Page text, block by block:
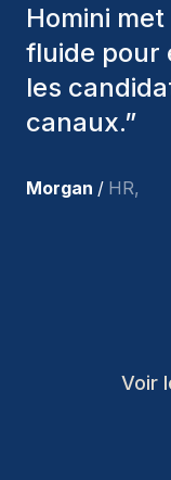
les bons
nous
parmi
suis très
Voir